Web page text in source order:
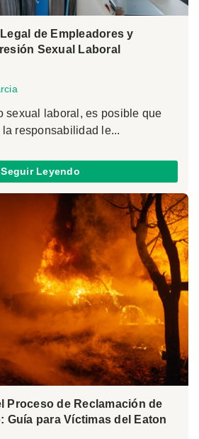
de Empleadores y
Sexual Laboral
sexual laboral, es posible que
responsabilidad le...
Seguir Leyendo
Proceso de Reclamación de
Guía para Víctimas del Eaton